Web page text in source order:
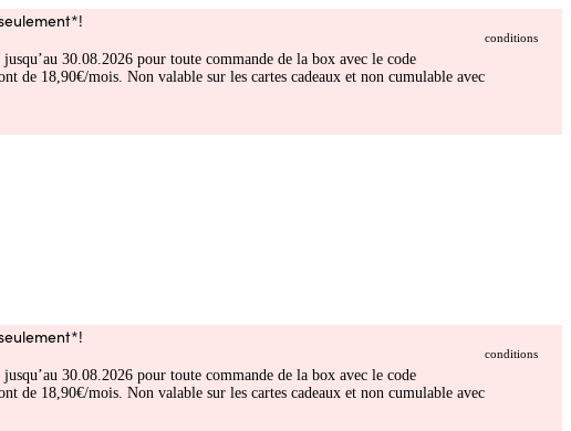
conditions
30.08.2026 pour toute commande de la box avec le code
de 18,90€/mois. Non valable sur les cartes cadeaux et non cumulable avec
conditions
30.08.2026 pour toute commande de la box avec le code
de 18,90€/mois. Non valable sur les cartes cadeaux et non cumulable avec